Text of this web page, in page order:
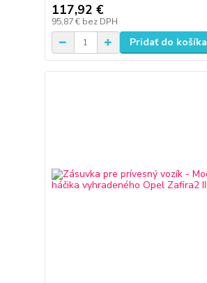
117,92 €
95,87 € bez DPH
Pridať do košíka